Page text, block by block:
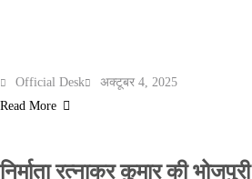
Official Desk
अक्टूबर 4, 2025
Read More
निर्माता रत्नाकर कुमार की